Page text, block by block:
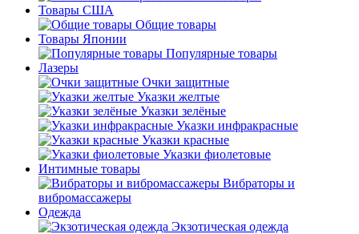
Товары США
Общие товары
Товары Японии
Популярные товары
Лазеры
Очки защитные
Указки желтые
Указки зелёные
Указки инфракрасные
Указки красные
Указки фиолетовые
Интимные товары
Вибраторы и
вибромассажеры
Одежда
Экзотическая одежда